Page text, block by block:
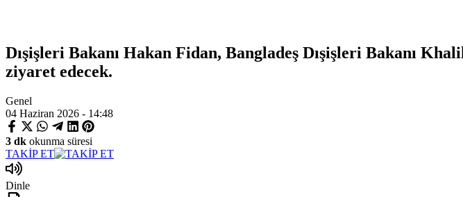
Dışişleri Bakanı Hakan Fidan, Bangladeş Dışişleri Bakanı
ziyaret edecek.
Genel
04 Haziran 2026 - 14:48
3 dk okunma süresi
TAKİP ET
Dinle